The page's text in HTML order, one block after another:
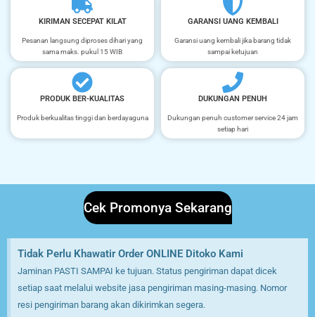
KIRIMAN SECEPAT KILAT
Pesanan langsung diproses dihari yang
sama maks. pukul 15 WIB
GARANSI UANG KEMBALI
Garansi uang kembali jika barang tidak
sampai ketujuan
PRODUK BER-KUALITAS
Produk berkualitas tinggi dan berdayaguna
DUKUNGAN PENUH
Dukungan penuh customer service 24 jam
setiap hari
Cek Promonya Sekarang
Tidak Perlu Khawatir Order ONLINE Ditoko Kami
Jaminan PASTI SAMPAI ke tujuan. Status pengiriman dapat dicek
setiap saat melalui website jasa pengiriman masing-masing. Nomor
resi pengiriman barang akan dikirimkan segera.